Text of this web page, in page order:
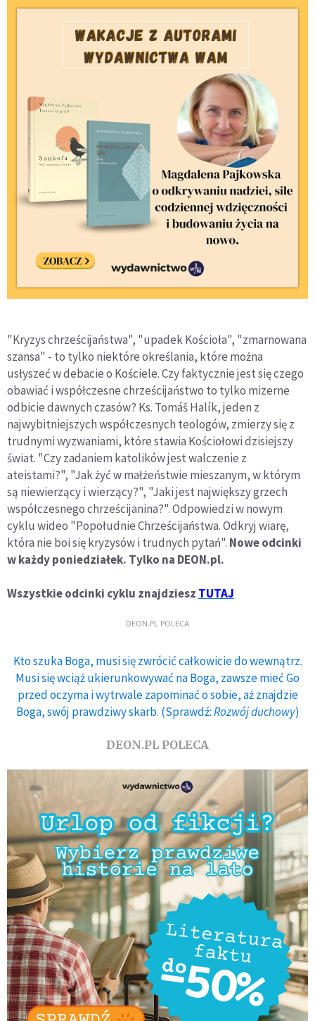
"Kryzys chrześcijaństwa", "upadek Kościoła", "zmarnowana
szansa" - to tylko niektóre określania, które można
usłyszeć w debacie o Kościele. Czy faktycznie jest się czego
obawiać i współczesne chrześcijaństwo to tylko mizerne
odbicie dawnych czasów? Ks. Tomáš Halík, jeden z
najwybitniejszych współczesnych teologów, zmierzy się z
trudnymi wyzwaniami, które stawia Kościołowi dzisiejszy
świat. "Czy zadaniem katolików jest walczenie z
ateistami?", "Jak żyć w małżeństwie mieszanym, w którym
są niewierzący i wierzący?", "Jaki jest największy grzech
współczesnego chrześcijanina?". Odpowiedzi w nowym
cyklu wideo "Popołudnie Chrześcijaństwa. Odkryj wiarę,
która nie boi się kryzysów i trudnych pytań". Nowe odcinki
w każdy poniedziałek. Tylko na DEON.pl.
Wszystkie odcinki cyklu znajdziesz TUTAJ
DEON.PL POLECA
Kto szuka Boga, musi się zwrócić całkowicie do wewnątrz.
Musi się wciąż ukierunkowywać na Boga, zawsze mieć Go
przed oczyma i wytrwale zapominać o sobie, aż znajdzie
Boga, swój prawdziwy skarb. (Sprawdź:Rozwój duchowy)
DEON.PL POLECA